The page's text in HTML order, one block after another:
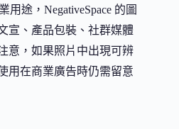
途，NegativeSpace 的圖
宣、產品包裝、社群媒體
意，如果照片中出現可辨
用在商業廣告時仍需留意